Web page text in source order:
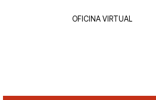
OFICINA VIRTUAL